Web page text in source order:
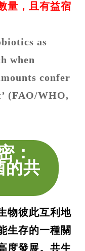
量，且有益宿
as
when
confer
(FAO/WHO,
：
的共
物彼此互利地
生存的一種關
度發展。共生